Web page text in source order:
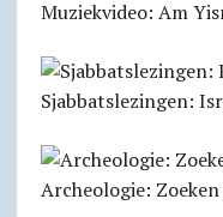
Muziekvideo: Am
Sjabbatslezingen:
Archeologie: